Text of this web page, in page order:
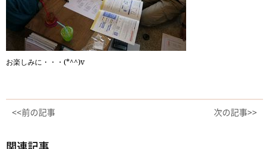
お楽しみに・・・(*^^)v
<<前の記事 次の記事>>
関連記事